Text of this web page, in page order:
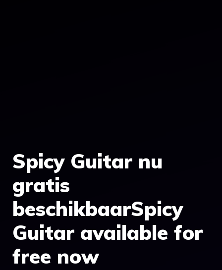
Spicy Guitar nu
gratis
beschikbaarSpicy
Guitar available for
free now